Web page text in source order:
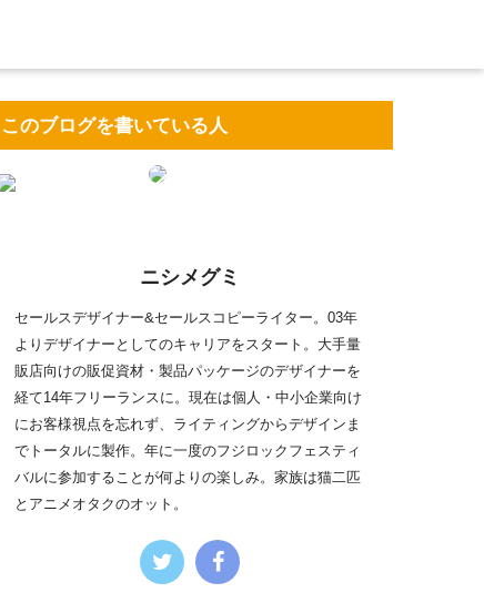
このブログを書いている人
ニシメグミ
セールスデザイナー&セールスコピーライター。03年
よりデザイナーとしてのキャリアをスタート。大手量
販店向けの販促資材・製品パッケージのデザイナーを
経て14年フリーランスに。現在は個人・中小企業向け
にお客様視点を忘れず、ライティングからデザインま
でトータルに製作。年に一度のフジロックフェスティ
バルに参加することが何よりの楽しみ。家族は猫二匹
とアニメオタクのオット。